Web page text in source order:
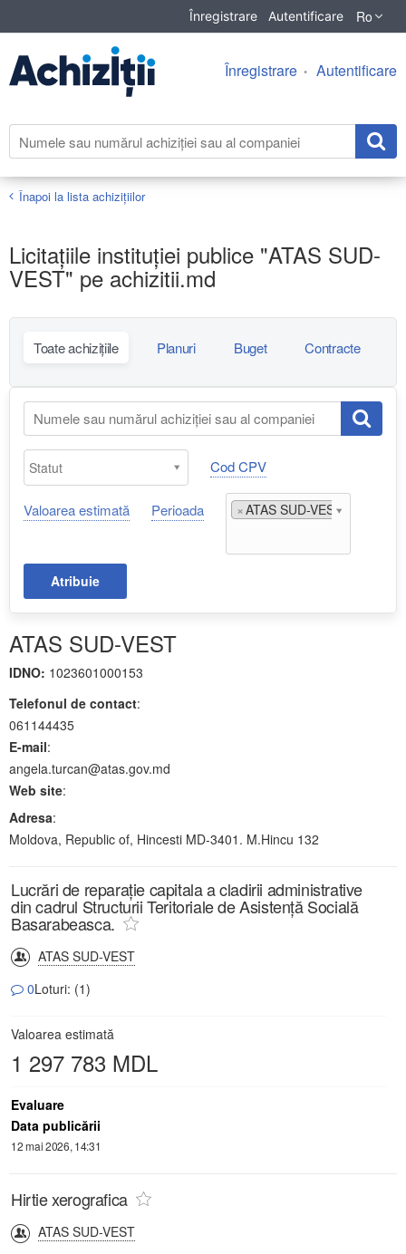
Înregistrare Autentificare Ro
Înregistrare Autentificare
Înapoi la lista achiziţiilor
Licitațiile instituției publice "ATAS SUD-
VEST" pe achizitii.md
Toate achizițiile Planuri Buget Contracte
Cod CPV
Valoarea estimată Perioada ×ATAS SUD-VEST;
Atribuie
ATAS SUD-VEST
IDNO: 1023601000153
Telefonul de contact:
061144435
E-mail:
angela.turcan@atas.gov.md
Web site:
Adresa:
Moldova, Republic of, Hincesti MD-3401. M.Hincu 132
Lucrări de reparație capitala a cladirii administrative
din cadrul Structurii Teritoriale de Asistență Socială
Basarabeasca.
ATAS SUD-VEST
0Loturi: (1)
Valoarea estimată
1 297 783 MDL
Evaluare
Data publicării
12 mai 2026, 14:31
Hirtie xerografica
ATAS SUD-VEST